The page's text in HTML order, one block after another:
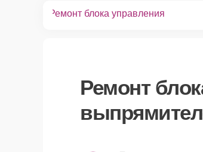
Ремонт блока управления
Ремонт